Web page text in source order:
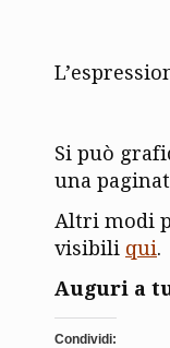
Si può
una
Altri modi
visibili qui.
Auguri a
Condividi: